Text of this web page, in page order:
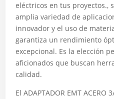
eléctricos en tus proyectos.,
amplia variedad de
innovador y el uso de
garantiza un rendimiento
excepcional. Es la elección
aficionados que buscan
calidad.
El ADAPTADOR EMT